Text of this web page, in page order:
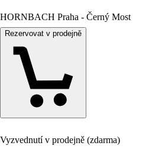
HORNBACH Praha - Černý Most
Rezervovat v prodejně
Vyzvednutí v prodejně (zdarma)